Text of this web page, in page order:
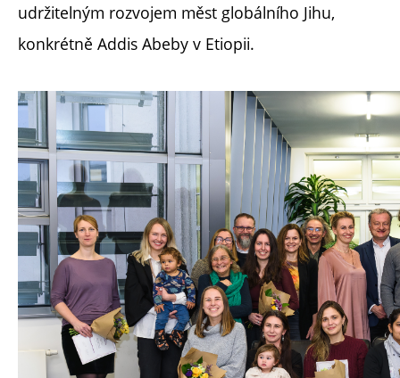
udržitelným rozvojem měst globálního Jihu,
konkrétně Addis Abeby v Etiopii.